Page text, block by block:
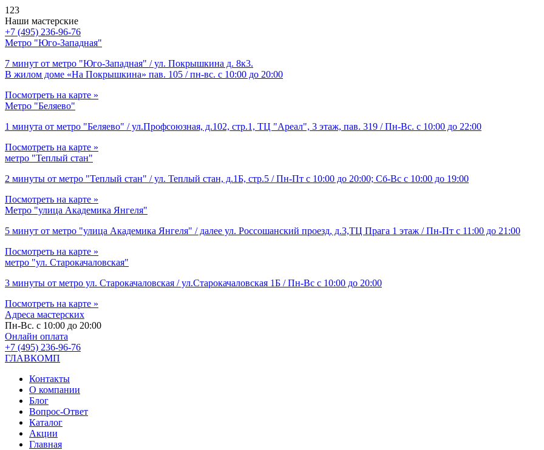
123
Наши мастерские
+7 (495) 236-96-76
Метро "Юго-Западная"
7 минут от метро "Юго-Западная" / ул. Покрышкина д. 8к3.
В жилом доме «На Покрышкина» пав. 105 / пн-вс. с 10:00 до 20:00
Посмотреть на карте »
Метро "Беляево"
1 минута от метро "Беляево" / ул.Профсоюзная, д.102, стр.1, ТЦ "Ареал", 3 этаж, пав. 319 / Пн-Вс. с 10:00 до 22:00
Посмотреть на карте »
метро "Теплый стан"
2 минуты от метро "Теплый стан" / ул. Теплый стан, д.1Б, стр.5 / Пн-Пт с 10:00 до 20:00; Сб-Вс с 10:00 до 19:00
Посмотреть на карте »
Метро "улица Академика Янгеля"
5 минут от метро "улица Академика Янгеля" / далее ул. Россошанский проезд, д.3,ТЦ Прага 1 этаж / Пн-Пт с 11:00 до 21:00
Посмотреть на карте »
метро "ул. Старокачаловская"
3 минуты от метро ул. Старокачаловская / ул.Старокачаловская 1Б / Пн-Вс с 10:00 до 20:00
Посмотреть на карте »
Адреса мастерских
Пн-Вс. с 10:00 до 20:00
Онлайн оплата
+7 (495) 236-96-76
ГЛАВКОМП
Контакты
О компании
Блог
Вопрос-Ответ
Каталог
Акции
Главная